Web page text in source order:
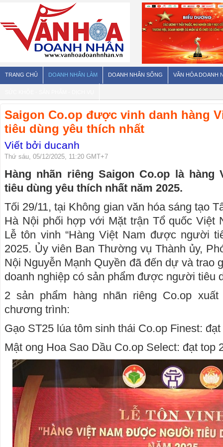
TRANG CHỦ DOANH NHÂN LÀM DOANH NHÂN SỐNG VĂN HÓA DOANH
Saigon Co.op được vinh danh hàng
tiêu dùng yêu thích nhất
Viết bởi ducanh
Thứ sáu, 05/12/2025, 11:20 GMT+7
Hàng nhãn riêng Saigon Co.op là
tiêu dùng yêu thích nhất năm 2025.
Tối 29/11, tại Không gian văn hóa sáng tạo
Hà Nội phối hợp với Mặt trận Tổ quốc Việt
Lễ tôn vinh “Hàng Việt Nam được người
2025. Ủy viên Ban Thường vụ Thành ủy,
Nội Nguyễn Mạnh Quyền đã đến dự và trao
doanh nghiệp có sản phẩm được người tiêu
2 sản phẩm hàng nhãn riêng Co.op
chương trình:
Gạo ST25 lúa tôm sinh thái Co.op Finest:
Mật ong Hoa Sao Dầu Co.op Select: đạt top